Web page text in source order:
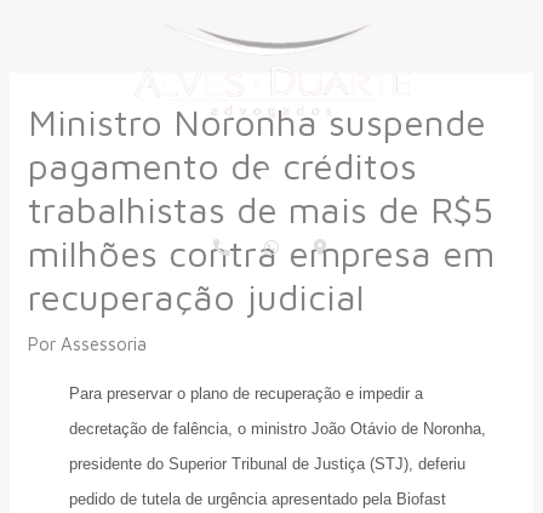
conteúdo
Menu
h
o
e
h
a
s
M
a
p
m
r
-
a
l
t
Ministro Noronha suspende
pagamento de créditos
trabalhistas de mais de R$5
milhões contra empresa em
recuperação judicial
Por Assessoria
​Para preservar o plano de recuperação e impedir a
decretação de falência, o ministro João Otávio de Noronha,
presidente do Superior Tribunal de Justiça (STJ), deferiu
pedido de tutela de urgência apresentado pela Biofast